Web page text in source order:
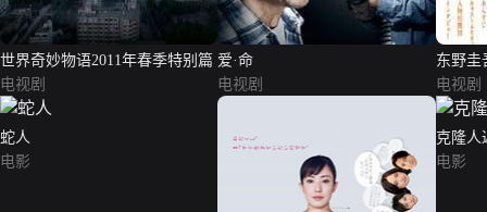
世界奇妙物语2011年春季特别篇
电视剧
爱·命
电视剧
东野圭
电视剧
蛇人
电影
克隆人
电影